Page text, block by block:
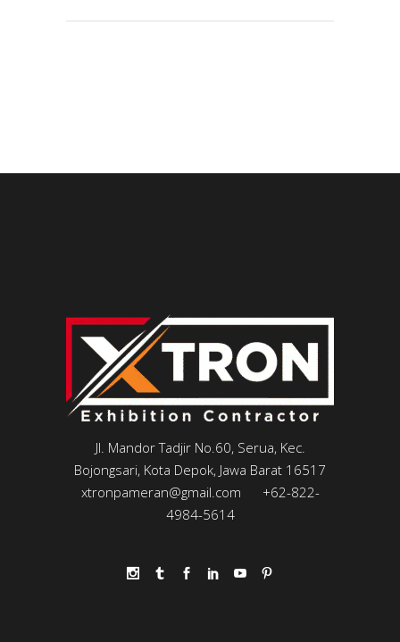
Jl. Mandor Tadjir No.60, Serua, Kec.
Bojongsari, Kota Depok, Jawa Barat 16517
xtronpameran@gmail.com
+62-822-
4984-5614